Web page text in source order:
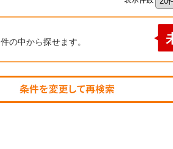
件の中から探せます。